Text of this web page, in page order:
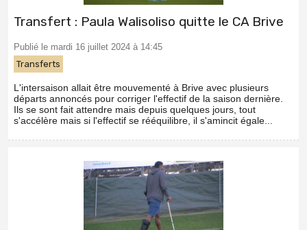
Transfert : Paula Walisoliso quitte le CA Brive
Publié le mardi 16 juillet 2024 à 14:45
Transferts
L'intersaison allait être mouvementé à Brive avec plusieurs
départs annoncés pour corriger l'effectif de la saison dernière.
Ils se sont fait attendre mais depuis quelques jours, tout
s'accélère mais si l'effectif se rééquilibre, il s'amincit égale...